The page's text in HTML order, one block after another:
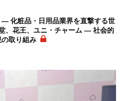
化粧品・日用品業界を直撃する世
、花王、ユニ・チャーム ― 社会的
取り組み